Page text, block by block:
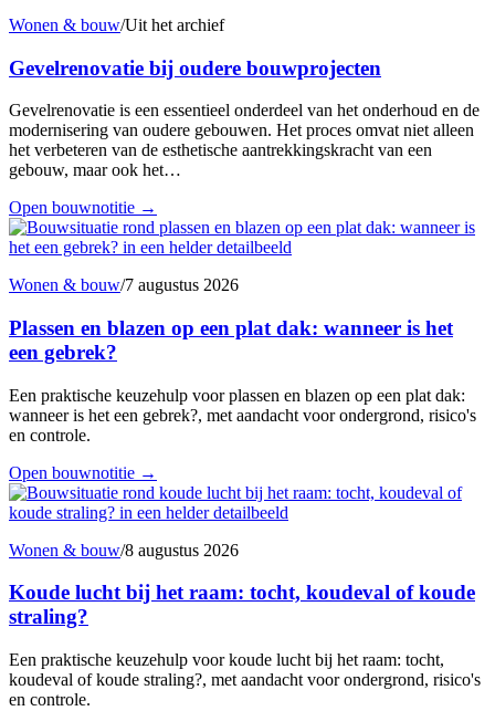
Wonen & bouw/Uit het archief
Gevelrenovatie bij oudere bouwprojecten
Gevelrenovatie is een essentieel onderdeel van het onderhoud en de
modernisering van oudere gebouwen. Het proces omvat niet alleen
het verbeteren van de esthetische aantrekkingskracht van een
gebouw, maar ook het…
Open bouwnotitie →
Wonen & bouw/7 augustus 2026
Plassen en blazen op een plat dak: wanneer is het
een gebrek?
Een praktische keuzehulp voor plassen en blazen op een plat dak:
wanneer is het een gebrek?, met aandacht voor ondergrond, risico's
en controle.
Open bouwnotitie →
Wonen & bouw/8 augustus 2026
Koude lucht bij het raam: tocht, koudeval of koude
straling?
Een praktische keuzehulp voor koude lucht bij het raam: tocht,
koudeval of koude straling?, met aandacht voor ondergrond, risico's
en controle.